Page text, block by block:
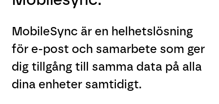
MobileSync är en helhetslösning
för e-post och samarbete som ger
dig tillgång till samma data på alla
dina enheter samtidigt.